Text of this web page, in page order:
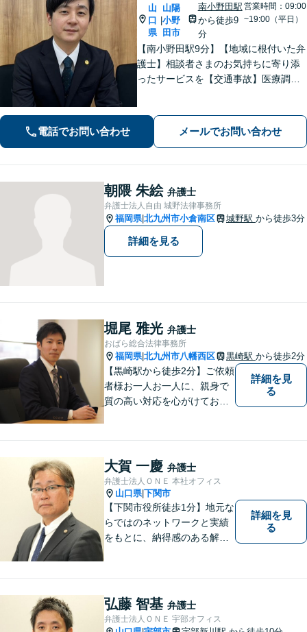
山
口
県
山陽
小野
田市
南小野田駅
から徒歩9
分
営業時間：09:00
~19:00（平日）
【南小野田駅9分】【地域に根付いた弁
護士】相談者さまのお気持ちに寄り添
ったサービスを【交通事故】医療調査
実調査と判例をリサーチし、不公平感
のない相続を実現【WEB面談】
電話でお問い合わせ メールでお問い合わせ
朝隈 朱絵 弁護士
弁護士法人自由 城野法律事務所
福岡県|北九州市小倉南区 城野駅 から徒歩3分
詳細を見る
堀尾 雅光 弁護士
おばら総合法律事務所
福岡県|北九州市八幡西区 黒崎駅 から徒歩2分
【黒崎駅から徒歩2分】ご依頼
者様お一人お一人に、親身で
質の高い対応を心がけており
応可能。英語での法律相談・
英文契約書の作成・チェック
も対応可能です。
詳細を見
る
大賀 一慶 弁護士
弁護士法人ＯＮＥ 本社オフィス
山口県|下関市
【下関市役所徒歩1分】地元な
らではのネットワークと実績
をもとに、納得感のある解決
詳細を見
る
弘藤 智基 弁護士
弁護士法人ＯＮＥ 宇部オフィス